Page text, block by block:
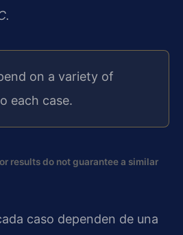
on a variety of
each case.
results do not guarantee a similar
caso dependen de una